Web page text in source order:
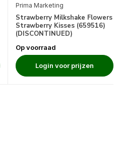
Prima Marketing
Strawberry Milkshake Flowers
Strawberry Kisses (659516)
(DISCONTINUED)
Op voorraad
Login voor prijzen